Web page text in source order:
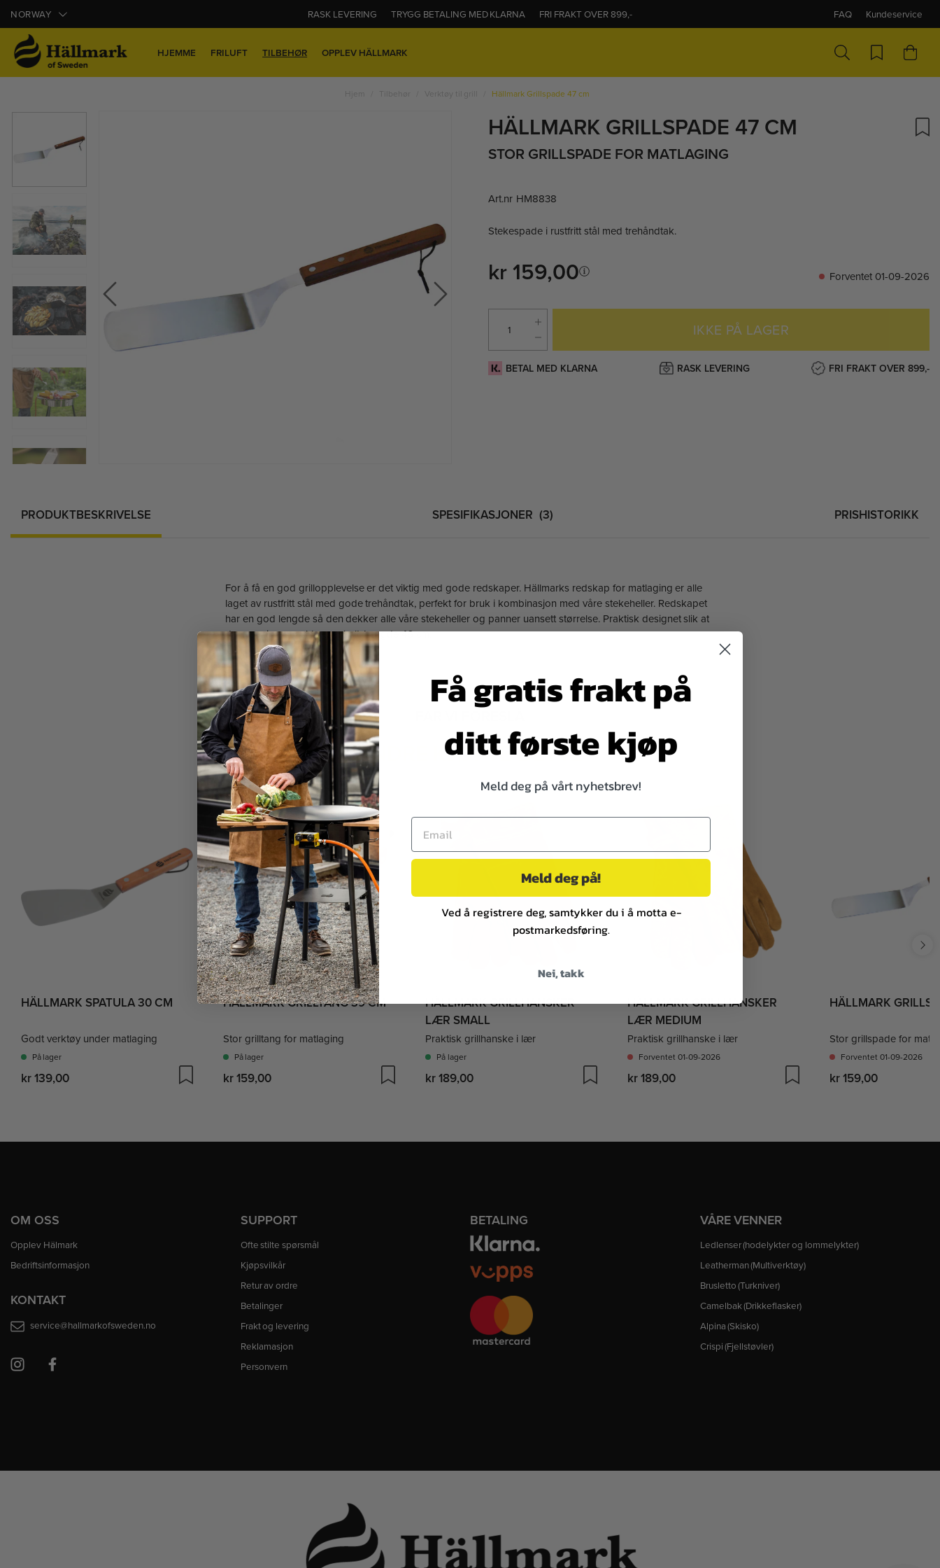
NORWAY RASK LEVERING TRYGG BETALING MED KLARNA FRI FRAKT OVER 899,- FAQ Kundeservice
HJEMME FRILUFT TILBEHØR OPPLEV HÄLLMARK
Hjem Tilbehør Verktøy til grill Hällmark Grillspade 47 cm
HÄLLMARK GRILLSPADE 47 CM
STOR GRILLSPADE FOR MATLAGING
Art.nr HM8838
Stekespade i rustfritt stål med trehåndtak.
kr 159,00 Forventet 01-09-2026
IKKE PÅ LAGER
BETAL MED KLARNA RASK LEVERING FRI FRAKT OVER 899,-
PRODUKTBESKRIVELSE SPESIFIKASJONER 3 PRISHISTORIKK
For å få en god grillopplevelse er det viktig med gode redskaper. Hällmarks redskap for matlaging er alle
laget av rustfritt stål med gode trehåndtak, perfekt for bruk i kombinasjon med våre stekeheller. Redskapet
har en god lengde så den dekker alle våre stekeheller og panner uansett størrelse. Praktisk designet slik at
den rengjøres raskt og enkelt. Lengde 46 cm.
ANDRE KJØPTE DETTE
HÄLLMARK SPATULA 30 CM
Godt verktøy under matlaging
På lager
kr 139,00
HÄLLMARK GRILLTANG 39 CM
Stor grilltang for matlaging
På lager
kr 159,00
HÄLLMARK GRILLHANSKER
LÆR SMALL
Praktisk grillhanske i lær
På lager
kr 189,00
HÄLLMARK GRILLHANSKER
LÆR MEDIUM
Praktisk grillhanske i lær
Forventet 01-09-2026
kr 189,00
HÄLLMARK
Stor grillspade for
Forventet 01-09-2026
kr 159,00
OM OSS
Opplev Hälmark
Bedriftsinformasjon
KONTAKT
service@hallmarkofsweden.no
SUPPORT
Ofte stilte spørsmål
Kjøpsvilkår
Retur av ordre
Betalinger
Frakt og levering
Reklamasjon
Personvern
BETALING VÅRE VENNER
Ledlenser (hodelykter og lommelykter)
Leatherman (Multiverktøy)
Brusletto (Turkniver)
Camelbak (Drikkeflasker)
Alpina (Skisko)
Crispi (Fjellstøvler)
Få gratis frakt på
ditt første kjøp
Meld deg på vårt nyhetsbrev!
Meld deg på!
Ved å registrere deg, samtykker du i å motta e-
postmarkedsføring.
Nei, takk